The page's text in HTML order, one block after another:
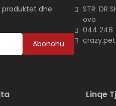
dhe
Abonohu
STR. DR
ovo
044 248
Linqe